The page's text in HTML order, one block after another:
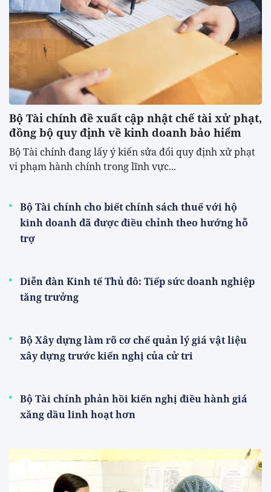
Bộ Tài chính đề xuất cập nhật chế tài xử phạt,
đồng bộ quy định về kinh doanh bảo hiểm
Bộ Tài chính đang lấy ý kiến sửa đổi quy định xử phạt
vi phạm hành chính trong lĩnh vực...
Bộ Tài chính cho biết chính sách thuế với hộ
kinh doanh đã được điều chỉnh theo hướng hỗ
trợ
Diễn đàn Kinh tế Thủ đô: Tiếp sức doanh nghiệp
tăng trưởng
Bộ Xây dựng làm rõ cơ chế quản lý giá vật liệu
xây dựng trước kiến nghị của cử tri
Bộ Tài chính phản hồi kiến nghị điều hành giá
xăng dầu linh hoạt hơn
Thế giới